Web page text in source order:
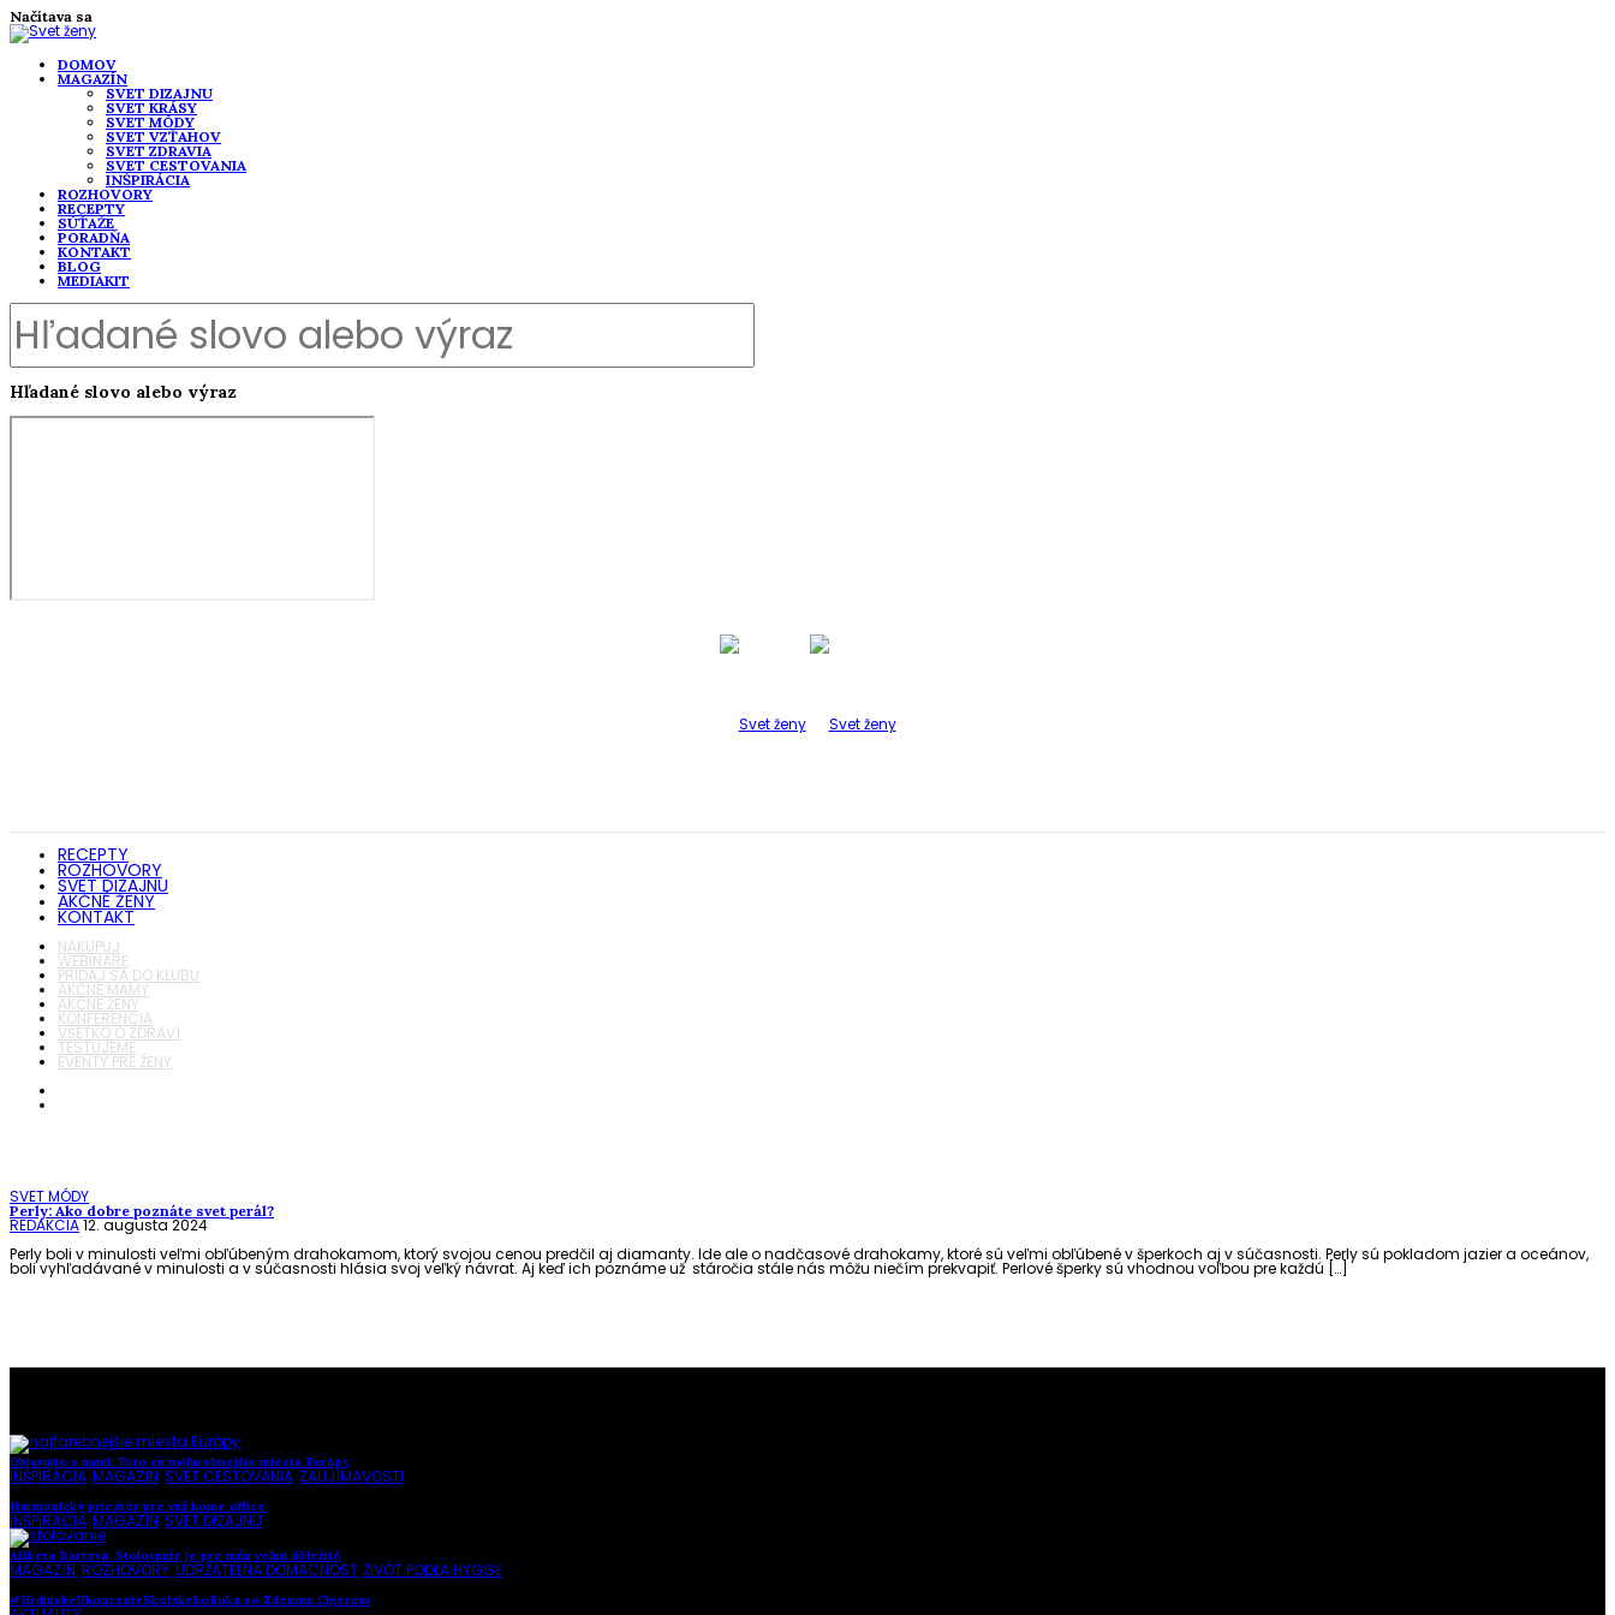
Načítava sa
DOMOV
MAGAZÍN
SVET DIZAJNU
SVET KRÁSY
SVET MÓDY
SVET VZŤAHOV
SVET ZDRAVIA
SVET CESTOVANIA
INŠPIRÁCIA
ROZHOVORY
RECEPTY
SÚŤAŽE
PORADŇA
KONTAKT
BLOG
MEDIAKIT
Hľadané slovo alebo výraz
RECEPTY
ROZHOVORY
SVET DIZAJNU
AKČNÉ ŽENY
KONTAKT
NAKUPUJ
WEBINÁRE
PRIDAJ SA DO KLUBU
AKČNÉ MAMY
AKČNÉ ŽENY
KONFERENCIA
VŠETKO O ZDRAVÍ
TESTUJEME
EVENTY PRE ŽENY
SVET MÓDY
Perly: Ako dobre poznáte svet perál?
REDAKCIA12. augusta 2024
Perly boli v minulosti veľmi obľúbeným drahokamom, ktorý svojou cenou predčil aj diamanty. Ide ale o nadčasové drahokamy, ktoré sú veľmi obľúbené v šperkoch aj v súčasnosti. Perly sú pokladom jazier a oceánov,
boli vyhľadávané v minulosti a v súčasnosti hlásia svoj veľký návrat. Aj keď ich poznáme už stáročia stále nás môžu niečím prekvapiť. Perlové šperky sú vhodnou voľbou pre každú […]
Objavujte s nami: Toto sú najfarebnejšie miesta Európy
INŠPIRÁCIA MAGAZÍN SVET CESTOVANIA ZAUJÍMAVOSTI
Harmonický priestor pre váš home office
INŠPIRÁCIA MAGAZÍN SVET DIZAJNU
Alžbeta Bartová: Stolovanie je pre mňa veľmi dôležité
MAGAZÍN ROZHOVORY UDRŽATEĽNÁ DOMÁCNOSŤ ŽIVOT PODĽA HYGGE
#HrdinskeUkoncenieSkolskehoRoka so Zdenom Cígerom